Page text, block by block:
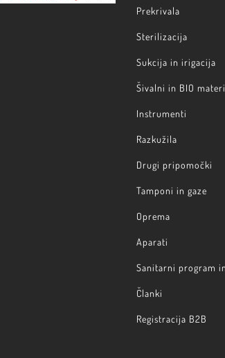
Prekrivala
Sterilizacija
Sukcija in irigacija
Šivalni in BIO
Instrumenti
Razkužila
Drugi pripomočki
Tamponi in gaze
Oprema
Aparati
Sanitarni program
Članki
Registracija B2B